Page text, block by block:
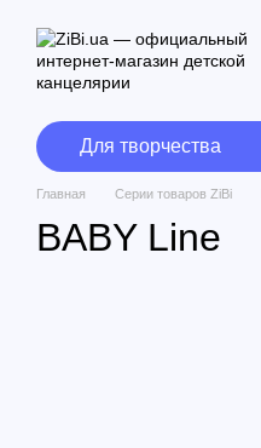
Для творчества
Главная Cерии товаров ZiBi
BABY Line